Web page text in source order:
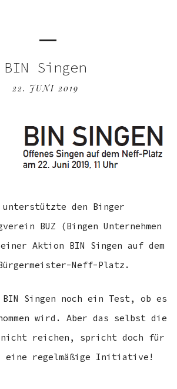
BIN Singen
22. JUNI 2019
unterstützte den Binger
BUZ (Bingen Unternehmen
Aktion BIN Singen auf dem
Neff-Platz.
BIN Singen noch ein Test, ob es
wird. Aber das selbst die
nicht reichen, spricht doch für
eine regelmäßige Initiative!